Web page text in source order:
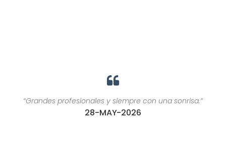
“Grandes profesionales y siempre con una sonrisa.”
28-MAY-2026